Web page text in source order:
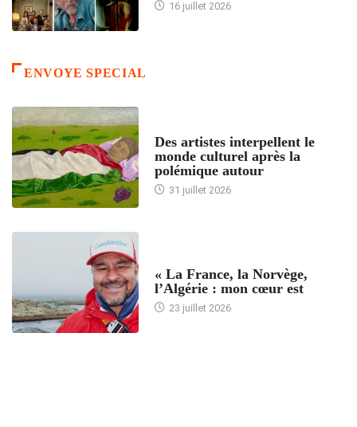
16 juillet 2026
ENVOYE SPECIAL
Des artistes interpellent le
monde culturel après la
polémique autour
31 juillet 2026
« La France, la Norvège,
l’Algérie : mon cœur est
23 juillet 2026